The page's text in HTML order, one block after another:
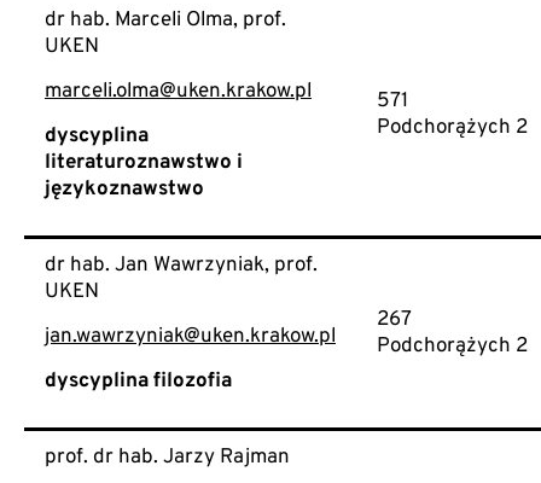
dr hab. Marceli Olma, prof.
UKEN
marceli.olma@uken.krakow.pl
dyscyplina
literaturoznawstwo i
językoznawstwo
571
Podchorążych 2
dr hab. Jan Wawrzyniak, prof.
UKEN
jan.wawrzyniak@uken.krakow.pl
dyscyplina filozofia
267
Podchorążych 2
prof. dr hab. Jarzy Rajman